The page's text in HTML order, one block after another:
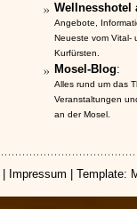
Wellnesshotel
Angebote,
Neueste vom Vital-
Kurfürsten.
Mosel-Blog:
Alles rund um das
Veranstaltungen
an der Mosel.
Impressum | Template: